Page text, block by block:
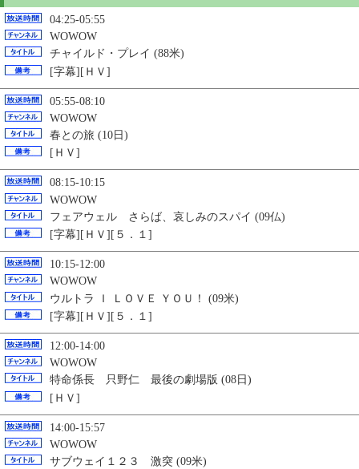
04:25-05:55
WOWOW
チャイルド・プレイ (88米)
[字幕][ＨＶ]
05:55-08:10
WOWOW
春との旅 (10日)
[ＨＶ]
08:15-10:15
WOWOW
フェアウェル さらば、哀しみのスパイ (09仏)
[字幕][ＨＶ][５．１]
10:15-12:00
WOWOW
ウルトラ Ｉ ＬＯＶＥ ＹＯＵ！ (09米)
[字幕][ＨＶ][５．１]
12:00-14:00
WOWOW
特命係長 只野仁 最後の劇場版 (08日)
[ＨＶ]
14:00-15:57
WOWOW
サブウェイ１２３ 激突 (09米)